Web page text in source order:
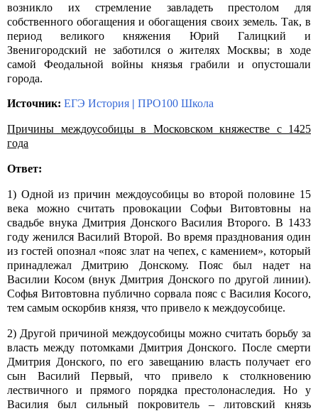
возникло их стремление завладеть престолом для
собственного обогащения и обогащения своих земель. Так, в
период великого княжения Юрий Галицкий и
Звенигородский не заботился о жителях Москвы; в ходе
самой Феодальной войны князья грабили и опустошали
города.
Источник: ЕГЭ История ПРО100 Школа
Причины междоусобицы в Московском княжестве с 1425
года
Ответ:
1) Одной из причин междоусобицы во второй половине 15
века можно считать провокации Софьи Витовтовны на
свадьбе внука Дмитрия Донского Василия Второго. В 1433
году женился Василий Второй. Во время празднования один
из гостей опознал «пояс злат на чепех, с камением», который
принадлежал Дмитрию Донскому. Пояс был надет на
Василии Косом (внук Дмитрия Донского по другой линии).
Софья Витовтовна публично сорвала пояс с Василия Косого,
тем самым оскорбив князя, что привело к междоусобице.
2) Другой причиной междоусобицы можно считать борьбу за
власть между потомками Дмитрия Донского. После смерти
Дмитрия Донского, по его завещанию власть получает его
сын Василий Первый, что привело к столкновению
лествичного и прямого порядка престолонаследия. Но у
Василия был сильный покровитель – литовский князь